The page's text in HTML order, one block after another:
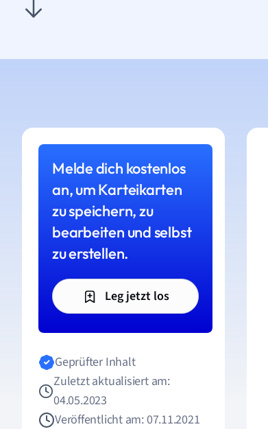
Melde dich kostenlos
an, um Karteikarten
zu speichern, zu
bearbeiten und selbst
zu erstellen.
Leg jetzt los
Geprüfter Inhalt
Zuletzt aktualisiert am:
04.05.2023
Veröffentlicht am: 07.11.2021